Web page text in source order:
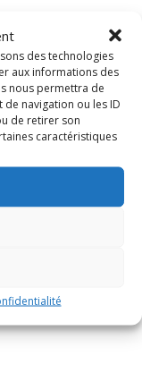
des technologies
aux informations des
nous permettra de
navigation ou les ID
de retirer son
caractéristiques
il y a 2 années